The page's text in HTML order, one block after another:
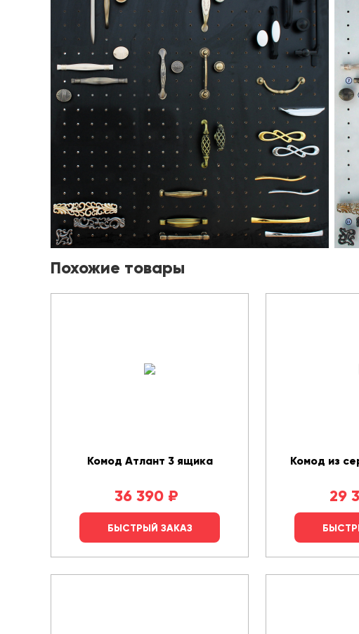
Похожие товары
Комод Атлант 3 ящика
36 390 ₽
БЫСТРЫЙ ЗАКАЗ
Комод из
29